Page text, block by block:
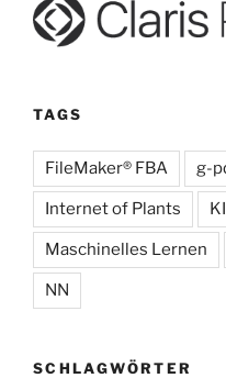
TAGS
FileMaker® FBA g-
Internet of Plants KI
Maschinelles Lernen
NN
SCHLAGWÖRTER